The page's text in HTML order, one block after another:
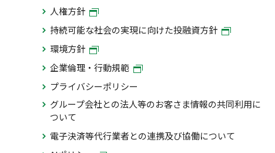
人権方針
持続可能な社会の実現に向けた投融資方針
環境方針
企業倫理・行動規範
プライバシーポリシー
グループ会社との法人等のお客さま情報の共同利用に
ついて
電子決済等代行業者との連携及び協働について